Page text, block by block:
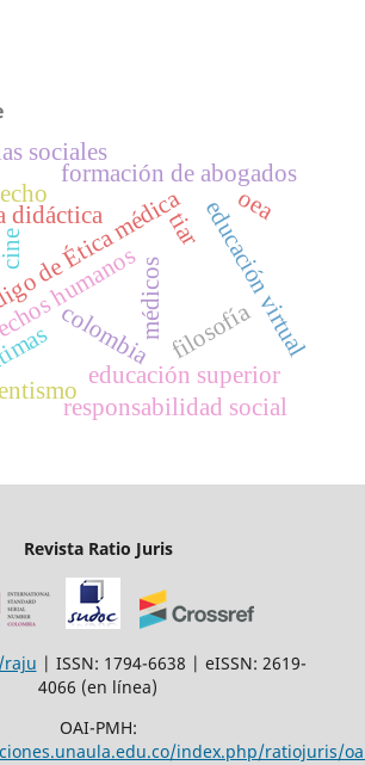
humanosmédicos
de Ética médica
colombia
educación superior
formación de abogados
educación virtual
didáctica
sociales
tiar
oea
filosofía
responsabilidad social
cine
Revista Ratio Juris
raju | ISSN: 1794-6638 | eISSN: 2619-
4066 (en línea)
OAI-PMH:
index.php/ratiojuris/